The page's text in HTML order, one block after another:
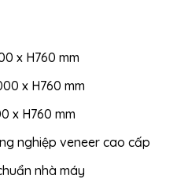
x H760 mm
x H760 mm
x H760 mm
nghiệp veneer cao cấp
nhà máy